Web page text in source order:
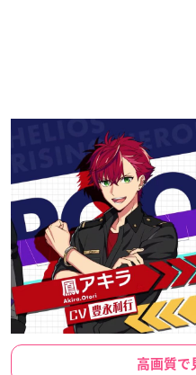
高画質で